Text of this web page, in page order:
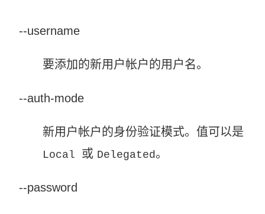
--username
要添加的新用户帐户的用户名。
--auth-mode
新用户帐户的身份验证模式。值可以是
Local 或 Delegated。
--password